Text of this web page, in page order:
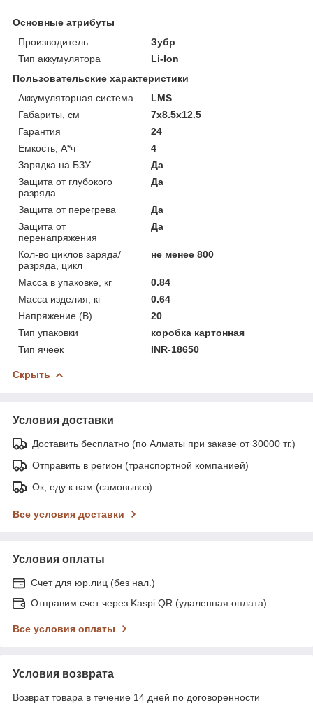
Основные атрибуты
Производитель
Зубр
Тип аккумулятора
Li-Ion
Пользовательские характеристики
Аккумуляторная система
LMS
Габариты, см
7х8.5х12.5
Гарантия
24
Емкость, А*ч
4
Зарядка на БЗУ
Да
Защита от глубокого
разряда
Да
Защита от перегрева
Да
Защита от
перенапряжения
Да
Кол-во циклов заряда/
разряда, цикл
не менее 800
Масса в упаковке, кг
0.84
Масса изделия, кг
0.64
Напряжение (В)
20
Тип упаковки
коробка картонная
Тип ячеек
INR-18650
Скрыть
Условия доставки
Доставить бесплатно (по Алматы при заказе от 30000 тг.)
Отправить в регион (транспортной компанией)
Ок, еду к вам (самовывоз)
Все условия доставки
Условия оплаты
Счет для юр.лиц (без нал.)
Отправим счет через Kaspi QR (удаленная оплата)
Все условия оплаты
Условия возврата
Возврат товара в течение 14 дней по договоренности